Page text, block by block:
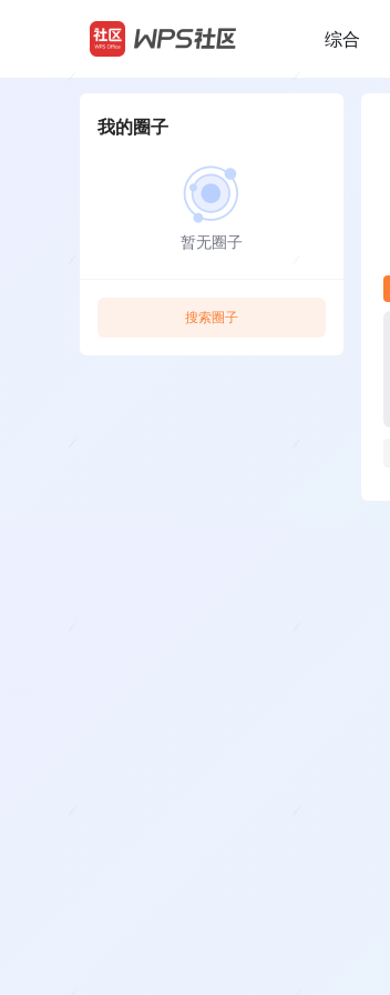
/
综合
我的圈子
暂无圈子
搜索圈子